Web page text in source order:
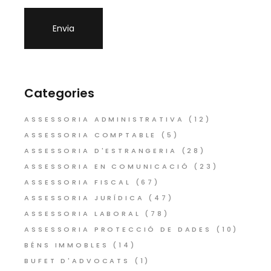
Categories
ASSESSORIA ADMINISTRATIVA
(12)
ASSESSORIA COMPTABLE
(5)
ASSESSORIA D'ESTRANGERIA
(28)
ASSESSORIA EN COMUNICACIÓ
(23)
ASSESSORIA FISCAL
(67)
ASSESSORIA JURÍDICA
(47)
ASSESSORIA LABORAL
(78)
ASSESSORIA PROTECCIÓ DE DADES
(10)
BÉNS IMMOBLES
(14)
BUFET D'ADVOCATS
(1)